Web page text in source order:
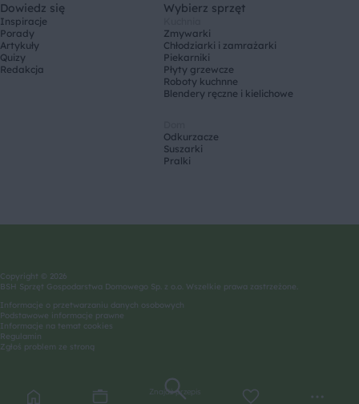
Znajdź przepis
Dowiedz się
Inspiracje
Porady
Artykuły
Quizy
Redakcja
Wybierz sprzęt
Zmywarki
Chłodziarki i zamrażarki
Piekarniki
Płyty grzewcze
Roboty kuchnne
Blendery ręczne i kielichowe
Odkurzacze
Suszarki
Pralki
Copyright © 2026
BSH Sprzęt Gospodarstwa Domowego Sp. z o.o. Wszelkie prawa zastrzeżone.
Informacje o przetwarzaniu danych osobowych
Podstawowe informacje prawne
Informacje na temat cookies
Regulamin
Zgłoś problem ze stroną